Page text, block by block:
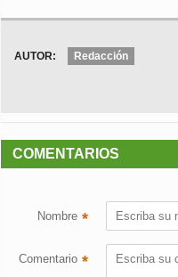
AUTOR: Redacción
COMENTARIOS
Nombre *
Comentario *